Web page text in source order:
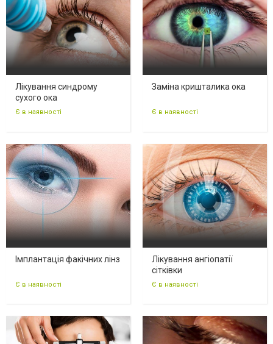
Лікування синдрому
сухого ока
Є в наявності
Заміна кришталика ока
Є в наявності
Імплантація факічних лінз
Є в наявності
Лікування ангіопатії
сітківки
Є в наявності